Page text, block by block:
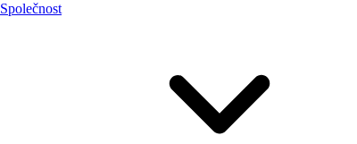
Společnost